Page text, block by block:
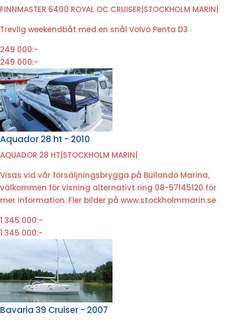
FINNMASTER 6400 ROYAL OC CRUISER STOCKHOLM MARIN
Trevlig weekendbåt med en snål Volvo Penta D3
249 000:-
249 000:-
Aquador 28 ht - 2010
AQUADOR 28 HT STOCKHOLM MARIN
Visas vid vår försäljningsbrygga på Bullandö Marina,
välkommen för visning alternativt ring 08-57145120 för
mer information. Fler bilder på www.stockholmmarin.se
1 345 000:-
1 345 000:-
Bavaria 39 Cruiser - 2007